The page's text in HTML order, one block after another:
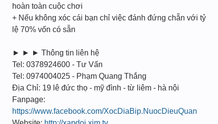
hoàn toàn cuộc chơi
+ Nếu không xóc cái bạn chỉ việc đánh đứng chẵn với tỷ
lệ 70% vốn có sẵn
► ► ► Thông tin liên hệ
Tel: 0378924600 - Tư Vấn
Tel: 0974004025 - Phạm Quang Thắng
Địa Chỉ: 19 lê đức thọ - mỹ đình - từ liêm - hà nội
Fanpage:
https://www.facebook.com/XocDiaBip.NuocDieuQuan